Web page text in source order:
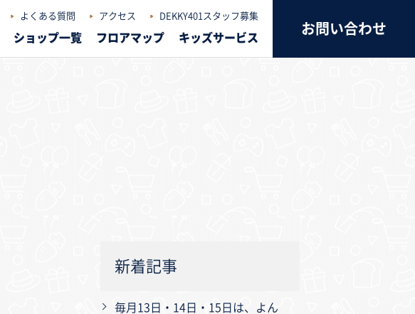
よくある質問 アクセス DEKKY401スタッフ募集
ショップ一覧 フロアマップ キッズサービス
お問い合わせ
新着記事
毎月13日・14日・15日は、よん